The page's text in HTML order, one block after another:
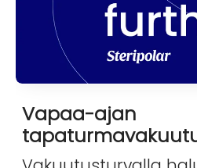
Vapaa-ajan